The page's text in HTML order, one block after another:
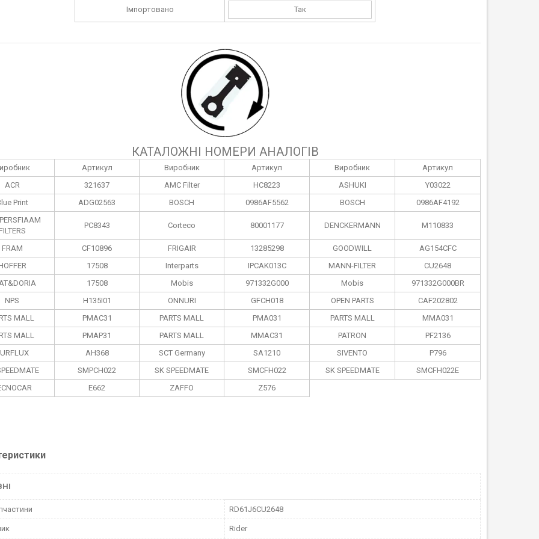
Імпортовано Так
КАТАЛОЖНІ НОМЕРИ АНАЛОГІВ
Артикул Виробник Артикул Виробник
Артикул
ACR
321637 AMC Filter HC8223 ASHUKI
Y03022
Print
ADG02563 BOSCH 0986AF5562 BOSCH
0986AF4192
PC8343 Corteco 80001177 DENCKERMANN M110833
FRAM CF10896 FRIGAIR 13285298 GOODWILL
AG154CFC
17508 Interparts IPCAK013C MANN-FILTER
CU2648
17508 Mobis 971332G000 Mobis
971332G000BR
NPS
H135I01 ONNURI GFCH018 OPEN PARTS
CAF202802
MALL
PMAC31 PARTS MALL PMA031 PARTS MALL
MMA031
MALL
PMAP31 PARTS MALL MMAC31 PATRON
PF2136
AH368 SCT Germany SA1210 SIVENTO
P796
SMPCH022 SK SPEEDMATE SMCFH022 SK SPEEDMATE
SMCFH022E
E662 ZAFFO Z576
RD61J6CU2648
Rider